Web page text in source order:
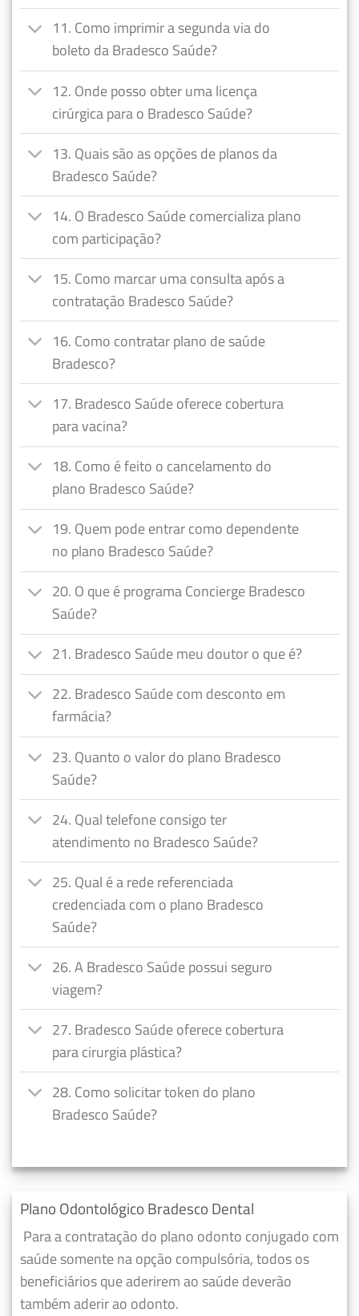
11. Como imprimir a segunda via do
boleto da Bradesco Saúde?
12. Onde posso obter uma licença
cirúrgica para o Bradesco Saúde?
13. Quais são as opções de planos da
Bradesco Saúde?
14. O Bradesco Saúde comercializa plano
com participação?
15. Como marcar uma consulta após a
contratação Bradesco Saúde?
16. Como contratar plano de saúde
Bradesco?
17. Bradesco Saúde oferece cobertura
para vacina?
18. Como é feito o cancelamento do
plano Bradesco Saúde?
19. Quem pode entrar como dependente
no plano Bradesco Saúde?
20. O que é programa Concierge Bradesco
Saúde?
21. Bradesco Saúde meu doutor o que é?
22. Bradesco Saúde com desconto em
farmácia?
23. Quanto o valor do plano Bradesco
Saúde?
24. Qual telefone consigo ter
atendimento no Bradesco Saúde?
25. Qual é a rede referenciada
credenciada com o plano Bradesco
Saúde?
26. A Bradesco Saúde possui seguro
viagem?
27. Bradesco Saúde oferece cobertura
para cirurgia plástica?
28. Como solicitar token do plano
Bradesco Saúde?
Plano Odontológico Bradesco Dental
Para a contratação do plano odonto conjugado com
saúde somente na opção compulsória, todos os
beneficiários que aderirem ao saúde deverão
também aderir ao odonto.